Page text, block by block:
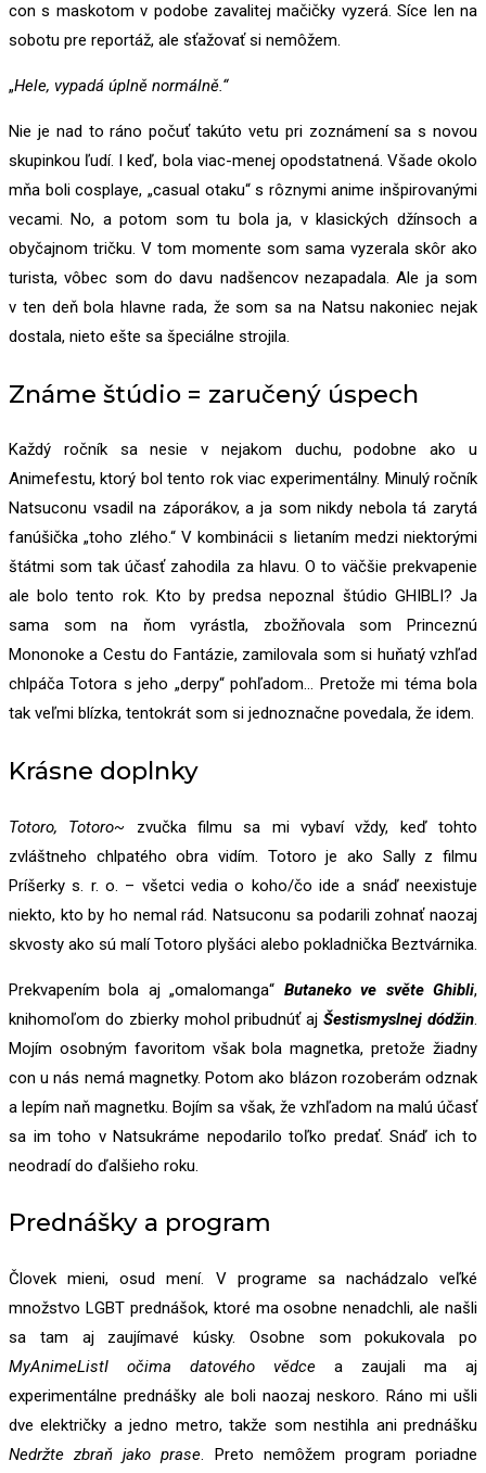
con s maskotom v podobe zavalitej mačičky vyzerá. Síce len na
sobotu pre reportáž, ale sťažovať si nemôžem.
„Hele, vypadá úplně normálně.“
Nie je nad to ráno počuť takúto vetu pri zoznámení sa s novou
skupinkou ľudí. I keď, bola viac-menej opodstatnená. Všade okolo
mňa boli cosplaye, „casual otaku“ s rôznymi anime inšpirovanými
vecami. No, a potom som tu bola ja, v klasických džínsoch a
obyčajnom tričku. V tom momente som sama vyzerala skôr ako
turista, vôbec som do davu nadšencov nezapadala. Ale ja som
v ten deň bola hlavne rada, že som sa na Natsu nakoniec nejak
dostala, nieto ešte sa špeciálne strojila.
Známe štúdio = zaručený úspech
Každý ročník sa nesie v nejakom duchu, podobne ako u
Animefestu, ktorý bol tento rok viac experimentálny. Minulý ročník
Natsuconu vsadil na záporákov, a ja som nikdy nebola tá zarytá
fanúšička „toho zlého.“ V kombinácii s lietaním medzi niektorými
štátmi som tak účasť zahodila za hlavu. O to väčšie prekvapenie
ale bolo tento rok. Kto by predsa nepoznal štúdio GHIBLI? Ja
sama som na ňom vyrástla, zbožňovala som Princeznú
Mononoke a Cestu do Fantázie, zamilovala som si huňatý vzhľad
chlpáča Totora s jeho „derpy“ pohľadom… Pretože mi téma bola
tak veľmi blízka, tentokrát som si jednoznačne povedala, že idem.
Krásne doplnky
Totoro, Totoro~ zvučka filmu sa mi vybaví vždy, keď tohto
zvláštneho chlpatého obra vidím. Totoro je ako Sally z filmu
Príšerky s. r. o. – všetci vedia o koho/čo ide a snáď neexistuje
niekto, kto by ho nemal rád. Natsuconu sa podarili zohnať naozaj
skvosty ako sú malí Totoro plyšáci alebo pokladnička Beztvárnika.
Prekvapením bola aj „omalomanga“ Butaneko ve světe Ghibli,
knihomoľom do zbierky mohol pribudnúť ajŠestismyslnej dódžin.
Mojím osobným favoritom však bola magnetka, pretože žiadny
con u nás nemá magnetky. Potom ako blázon rozoberám odznak
a lepím naň magnetku. Bojím sa však, že vzhľadom na malú účasť
sa im toho v Natsukráme nepodarilo toľko predať. Snáď ich to
neodradí do ďalšieho roku.
Prednášky a program
Človek mieni, osud mení. V programe sa nachádzalo veľké
množstvo LGBT prednášok, ktoré ma osobne nenadchli, ale našli
sa tam aj zaujímavé kúsky. Osobne som pokukovala po
MyAnimeListI očima datového vědce a zaujali ma aj
experimentálne prednášky ale boli naozaj neskoro. Ráno mi ušli
dve električky a jedno metro, takže som nestihla ani prednášku
Nedržte zbraň jako prase. Preto nemôžem program poriadne